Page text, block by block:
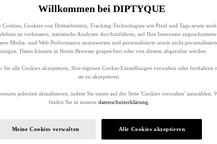
Willkommen bei DIPTYQUE
Cookies, Cookies von Drittanbietern, Tracking-Technologien wie Pixel und Tags sowie
zu verbessern, statistische Analysen durchzuführen, auf Ihre Interessen
Media- und Web-Performance auszuwerten und personalisierte sowie nicht-
Daten können in Ihrem Browser gespeichert oder von diesem abgerufen werden.
Sie alle Cookies akzeptieren, Ihre eigenen Cookie-Einstellungen verwalten oder fortfahren
sie zu akzeptieren.
jederzeit aktualisieren, indem Sie unten auf der Seite 'Cookies verwalten' auswählen.
finden Sie in unserer datenschutzerklärung.
Meine Cookies verwalten Alle Cookies akzeptieren